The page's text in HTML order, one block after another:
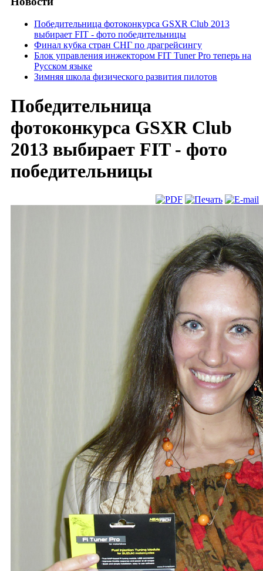
Победительница фотоконкурса GSXR Club 2013
выбирает FIT - фото победительницы
Финал кубка стран СНГ по драгрейсингу
Блок управления инжектором FIT Tuner Pro теперь на
Русском языке
Зимняя школа физического развития пилотов
Победительница
фотоконкурса GSXR Club
2013 выбирает FIT - фото
победительницы